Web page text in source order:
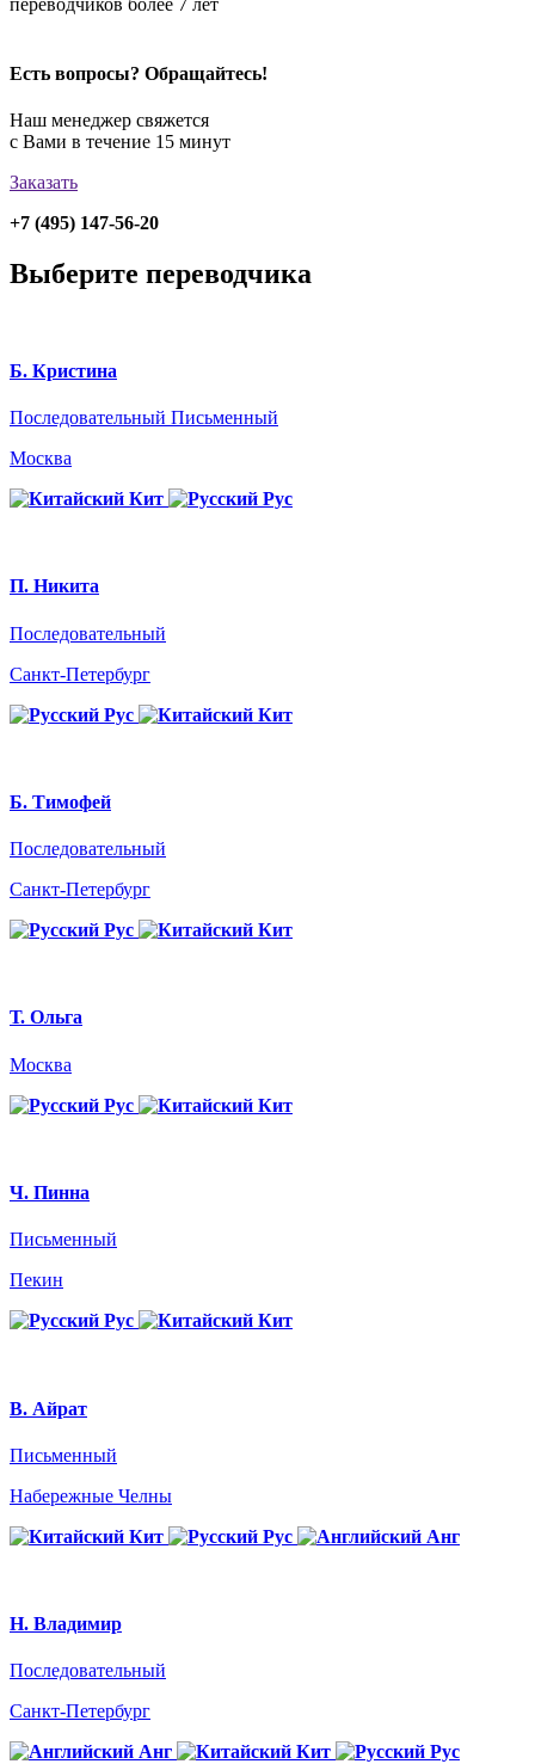
Есть вопросы? Обращайтесь!
Наш менеджер свяжется
с Вами в течение 15 минут
Заказать
+7 (495) 147-56-20
Выберите переводчика
Б. Кристина
Последовательный Письменный
Москва
Кит
Рус
П. Никита
Последовательный
Санкт-Петербург
Рус
Кит
Б. Тимофей
Последовательный
Санкт-Петербург
Рус
Кит
Т. Ольга
Москва
Рус
Кит
Ч. Пинна
Письменный
Пекин
Рус
Кит
В. Айрат
Письменный
Набережные Челны
Кит
Рус Анг
Н. Владимир
Последовательный
Санкт-Петербург
Анг
Кит Рус